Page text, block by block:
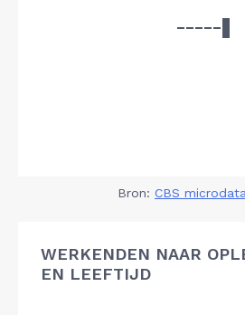
Bron: CBS
WERKENDEN NAAR
EN LEEFTIJD